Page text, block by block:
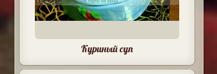
Куриный суп